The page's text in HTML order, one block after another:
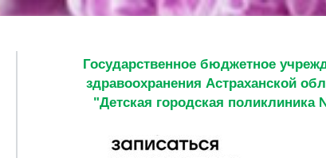
Государственное бюджетное
здравоохранения Астраханской
"Детская городская поликлиника